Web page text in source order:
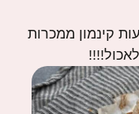
קינמון ממכרות